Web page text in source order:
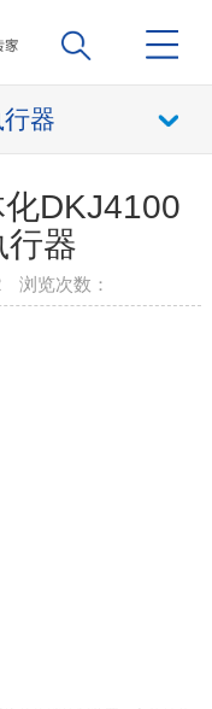
器
DKJ4100
行器
浏览次数：